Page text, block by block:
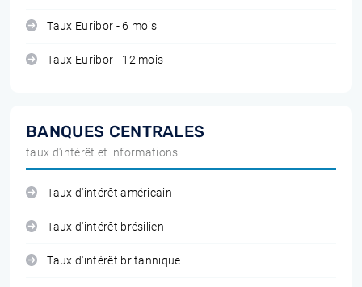
Taux Euribor - 6 mois
Taux Euribor - 12 mois
BANQUES CENTRALES
taux d'intérêt et informations
Taux d'intérêt américain
Taux d'intérêt brésilien
Taux d'intérêt britannique